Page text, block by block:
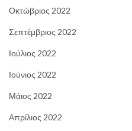
Οκτώβριος 2022
Σεπτέμβριος 2022
Ιούλιος 2022
Ιούνιος 2022
Μάιος 2022
Απρίλιος 2022